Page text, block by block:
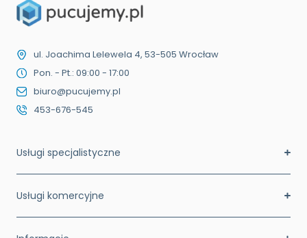
ul. Joachima Lelewela 4, 53-505 Wrocław
Pon. - Pt.: 09:00 - 17:00
biuro@pucujemy.pl
453-676-545
Usługi specjalistyczne
Usługi komercyjne